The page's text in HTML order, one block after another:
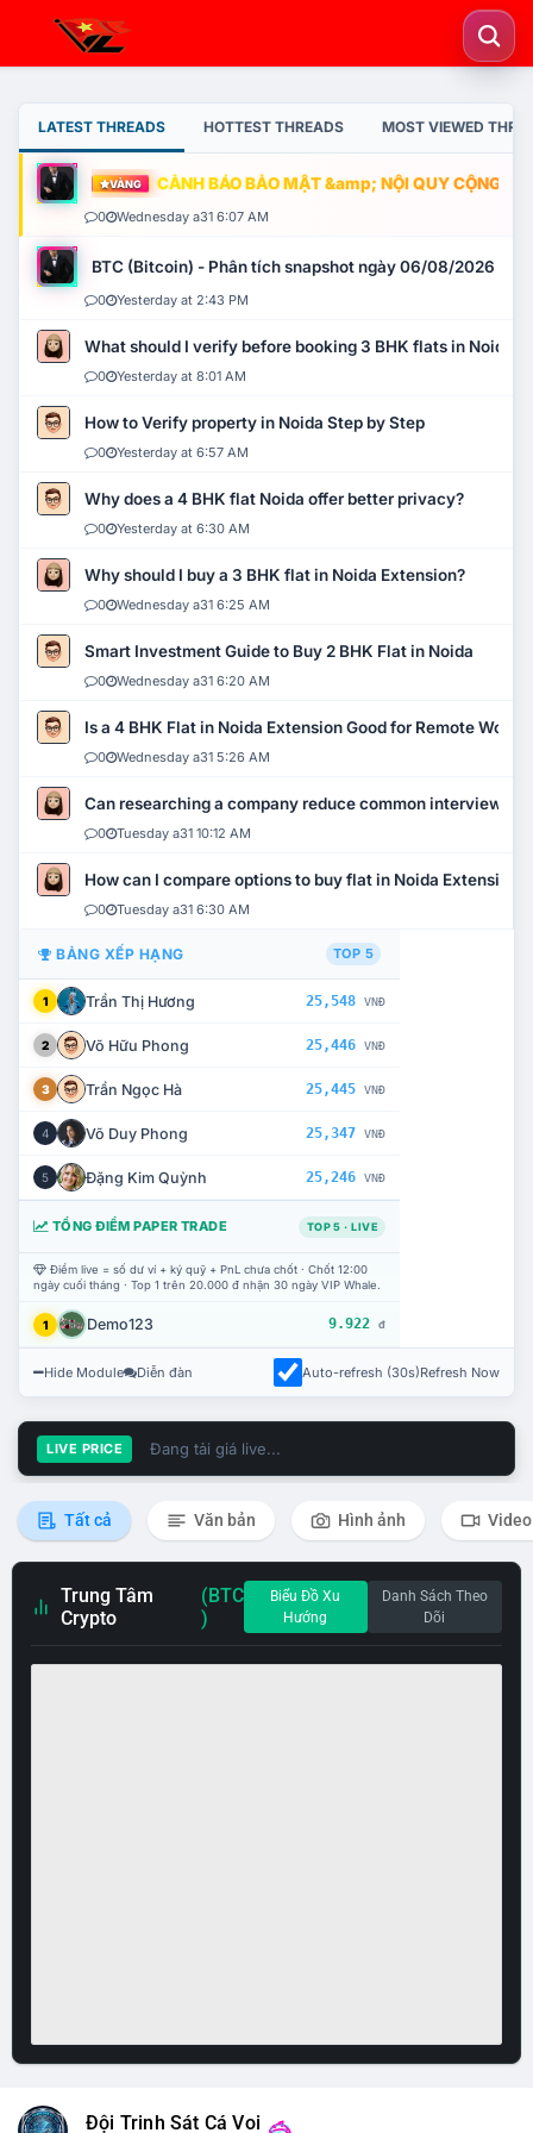
LATEST THREADS HOTTEST THREADS MOST VIEWED
VÀNG CẢNH BÁO BẢO MẬT &amp; NỘI QUY CỘNG
0 Wednesday a31 6:07 AM
BTC (Bitcoin) - Phân tích snapshot ngày 06/08/2026
0 Yesterday at 2:43 PM
What should I verify before booking 3 BHK flats in Noida?
0 Yesterday at 8:01 AM
How to Verify property in Noida Step by Step
0 Yesterday at 6:57 AM
Why does a 4 BHK flat Noida offer better privacy?
0 Yesterday at 6:30 AM
Why should I buy a 3 BHK flat in Noida Extension?
0 Wednesday a31 6:25 AM
Smart Investment Guide to Buy 2 BHK Flat in Noida
0 Wednesday a31 6:20 AM
Is a 4 BHK Flat in Noida Extension Good for Remote Work?
0 Wednesday a31 5:26 AM
Can researching a company reduce common interview
0 Tuesday a31 10:12 AM
How can I compare options to buy flat in Noida Extension?
0 Tuesday a31 6:30 AM
BẢNG XẾP HẠNG TOP 5
1 Trần Thị Hương 25,548 VNĐ
2 Võ Hữu Phong 25,446 VNĐ
3 Trần Ngọc Hà 25,445 VNĐ
4 Võ Duy Phong 25,347 VNĐ
5 Đặng Kim Quỳnh 25,246 VNĐ
TỔNG ĐIỂM PAPER TRADE TOP 5 · LIVE
Điểm live = số dư ví + ký quỹ + PnL chưa chốt · Chốt 12:00
ngày cuối tháng · Top 1 trên 20.000 đ nhận 30 ngày VIP Whale.
1 Demo123 9.922 đ
Hide Module Diễn đàn Auto-refresh (30s)Refresh Now
LIVE PRICE Đang tải giá live...
Tất cả Văn bản Hình ảnh Video
Trung Tâm
Crypto
(BTC
)
Biểu Đồ Xu
Hướng
Danh Sách Theo
Dõi
Đội Trinh Sát Cá Voi